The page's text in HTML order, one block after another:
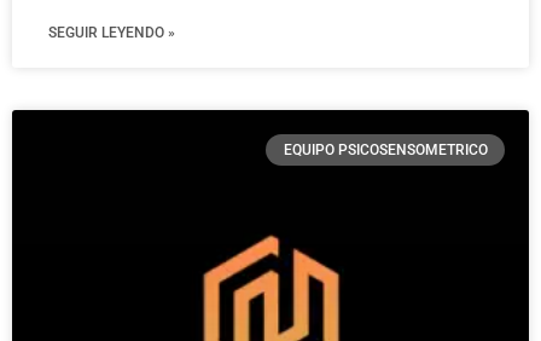
SEGUIR LEYENDO »
EQUIPO PSICOSENSOMETRICO